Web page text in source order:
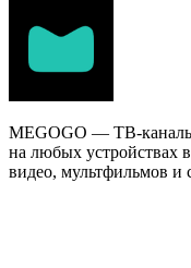
MEGOGO — ТВ-каналы
на любых устройствах
видео, мультфильмов и